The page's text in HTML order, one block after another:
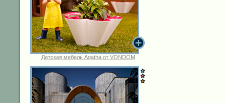
Детская мебель Agatha от VONDOM